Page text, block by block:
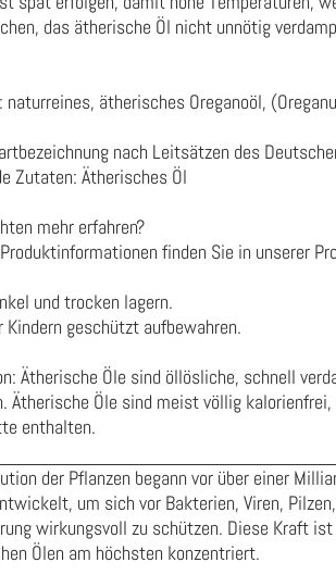
das ätherische Öl nicht unnötig
naturreines, ätherisches Oreganoöl,
nach Leitsätzen des
Zutaten: Ätherisches Öl
mehr erfahren?
finden Sie in unserer
und trocken lagern.
Kindern geschützt aufbewahren.
Ätherische Öle sind öllösliche, schnell
Ätherische Öle sind meist völlig
enthalten.
der Pflanzen begann vor über einer
um sich vor Bakterien, Viren,
wirkungsvoll zu schützen. Diese Kraft
Ölen am höchsten konzentriert.